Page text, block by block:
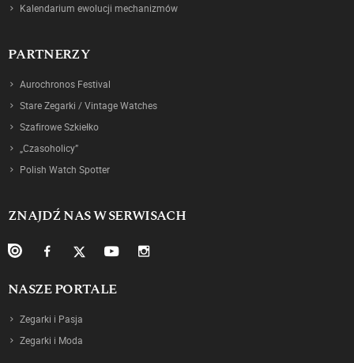
Kalendarium ewolucji mechanizmów
PARTNERZY
Aurochronos Festival
Stare Zegarki / Vintage Watches
Szafirowe Szkiełko
„Czasoholicy”
Polish Watch Spotter
ZNAJDŹ NAS W SERWISACH
NASZE PORTALE
Zegarki i Pasja
Zegarki i Moda